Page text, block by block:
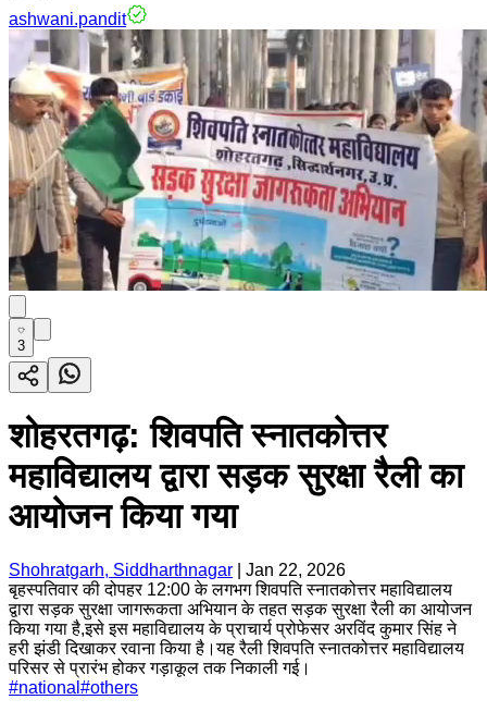
ashwani.pandit
3
शोहरतगढ़: शिवपति स्नातकोत्तर
महाविद्यालय द्वारा सड़क सुरक्षा रैली का
आयोजन किया गया
Shohratgarh, Siddharthnagar
Jan 22, 2026
बृहस्पतिवार की दोपहर 12:00 के लगभग शिवपति स्नातकोत्तर महाविद्यालय
द्वारा सड़क सुरक्षा जागरूकता अभियान के तहत सड़क सुरक्षा रैली का आयोजन
किया गया है,इसे इस महाविद्यालय के प्राचार्य प्रोफेसर अरविंद कुमार सिंह ने
हरी झंडी दिखाकर रवाना किया है।यह रैली शिवपति स्नातकोत्तर महाविद्यालय
परिसर से प्रारंभ होकर गड़ाकूल तक निकाली गई।
#national #others